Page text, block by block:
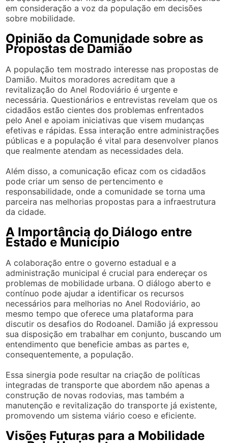
em consideração a voz da população em decisões
sobre mobilidade.
Opinião da Comunidade sobre as
Propostas de Damião
A população tem mostrado interesse nas propostas de
Damião. Muitos moradores acreditam que a
revitalização do Anel Rodoviário é urgente e
necessária. Questionários e entrevistas revelam que os
cidadãos estão cientes dos problemas enfrentados
pelo Anel e apoiam iniciativas que visem mudanças
efetivas e rápidas. Essa interação entre administrações
públicas e a população é vital para desenvolver planos
que realmente atendam as necessidades dela.
Além disso, a comunicação eficaz com os cidadãos
pode criar um senso de pertencimento e
responsabilidade, onde a comunidade se torna uma
parceira nas melhorias propostas para a infraestrutura
da cidade.
A Importância do Diálogo entre
Estado e Município
A colaboração entre o governo estadual e a
administração municipal é crucial para endereçar os
problemas de mobilidade urbana. O diálogo aberto e
contínuo pode ajudar a identificar os recursos
necessários para melhorias no Anel Rodoviário, ao
mesmo tempo que oferece uma plataforma para
discutir os desafios do Rodoanel. Damião já expressou
sua disposição em trabalhar em conjunto, buscando um
entendimento que beneficie ambas as partes e,
consequentemente, a população.
Essa sinergia pode resultar na criação de políticas
integradas de transporte que abordem não apenas a
construção de novas rodovias, mas também a
manutenção e revitalização do transporte já existente,
promovendo um sistema viário coeso e eficiente.
Visões Futuras para a Mobilidade